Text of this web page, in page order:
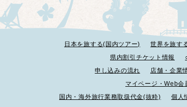
日本を旅する(国内ツアー) 世界を旅す
県内割引チケット情報
申し込みの流れ
店舗・企業
マイページ・Web会
国内・海外旅行業務取扱代金(抜粋)
個人